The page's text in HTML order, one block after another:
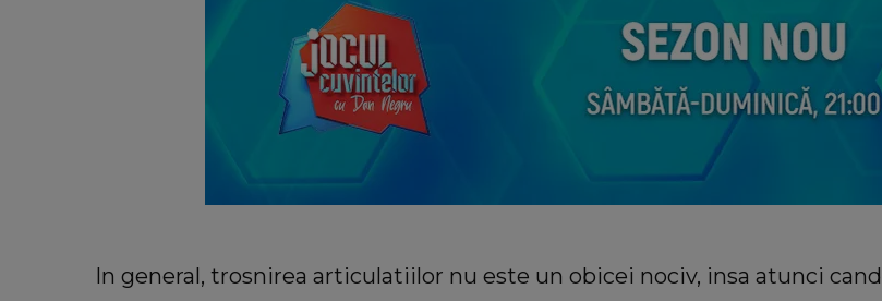
In general, trosnirea articulatiilor nu este un obicei nociv, insa atunci cand